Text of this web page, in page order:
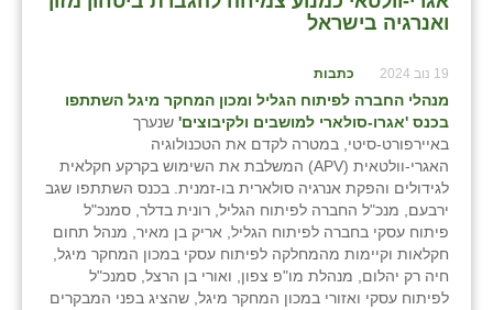
ואנרגיה בישראל
19 נוב 2024 כתבות
מנהלי החברה לפיתוח הגליל ומכון המחקר מיגל השתתפו
בכנס 'אגרו-סולארי למושבים ולקיבוצים' שנערך
באיירפורט-סיטי, במטרה לקדם את הטכנולוגיה
האגרי-וולטאית (APV) המשלבת את השימוש בקרקע חקלאית
לגידולים והפקת אנרגיה סולארית בו-זמנית. בכנס השתתפו שגב
ירבעם, מנכ"ל החברה לפיתוח הגליל, רונית בדלר, סמנכ"ל
פיתוח עסקי בחברה לפיתוח הגליל, אריק בן מאיר, מנהל תחום
חקלאות וקיימות מהמחלקה לפיתוח עסקי במכון המחקר מיגל,
חיה רק יהלום, מנהלת מו"פ צפון, ואורי בן הרצל, סמנכ"ל
לפיתוח עסקי ואזורי במכון המחקר מיגל, שהציג בפני המבקרים
מישר
מנחמיה
נאות הכיכר
נווה אטי״ב
נהריה (אג״ש)
ניר צבי